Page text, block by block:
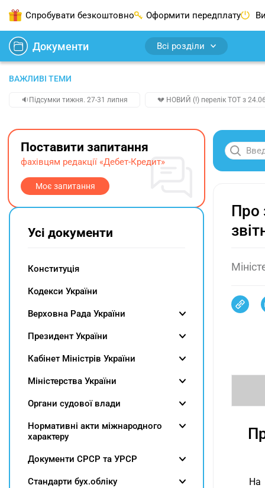
Спробувати безкоштовно Оформити передплату
Документи Всі розділи
ВАЖЛИВІ ТЕМИ
🔉Підсумки тижня. 27-31 липня 💔 НОВИЙ (!) перелік ТОТ з
Про
На
Поставити запитання
фахівцям редакції «Дебет-Кредит»
Моє запитання
Усі документи
Конституція
Кодекси України
Верховна Рада України
Президент України
Кабінет Міністрів України
Міністерства України
Органи судової влади
Нормативні акти міжнародного
характеру
Документи СРСР та УРСР
Cтандарти бух.обліку